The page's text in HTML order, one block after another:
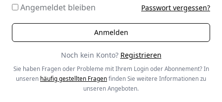
Angemeldet bleiben Passwort vergessen?
Noch kein Konto? Registrieren
Sie haben Fragen oder Probleme mit Ihrem Login oder Abonnement? In
unseren häufig gestellten Fragen finden Sie weitere Informationen zu
unseren Angeboten.